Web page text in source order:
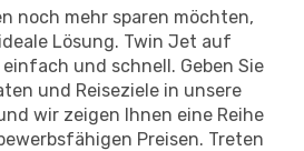
noch mehr sparen möchten,
Lösung. Twin Jet auf
und schnell. Geben Sie
und Reiseziele in unsere
wir zeigen Ihnen eine Reihe
Preisen. Treten